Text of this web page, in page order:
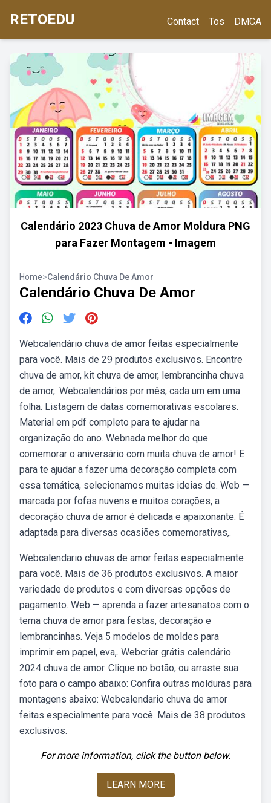
RETOEDU Contact Tos DMCA
Calendário 2023 Chuva de Amor Moldura PNG
para Fazer Montagem - Imagem
Home>Calendário Chuva De Amor
Calendário Chuva De Amor
Webcalendário chuva de amor feitas especialmente
para você. Mais de 29 produtos exclusivos. Encontre
chuva de amor, kit chuva de amor, lembrancinha chuva
de amor,. Webcalendários por mês, cada um em uma
folha. Listagem de datas comemorativas escolares.
Material em pdf completo para te ajudar na
organização do ano. Webnada melhor do que
comemorar o aniversário com muita chuva de amor! E
para te ajudar a fazer uma decoração completa com
essa temática, selecionamos muitas ideias de. Web —
marcada por fofas nuvens e muitos corações, a
decoração chuva de amor é delicada e apaixonante. É
adaptada para diversas ocasiões comemorativas,.
Webcalendario chuvas de amor feitas especialmente
para você. Mais de 36 produtos exclusivos. A maior
variedade de produtos e com diversas opções de
pagamento. Web — aprenda a fazer artesanatos com o
tema chuva de amor para festas, decoração e
lembrancinhas. Veja 5 modelos de moldes para
imprimir em papel, eva,. Webcriar grátis calendário
2024 chuva de amor. Clique no botão, ou arraste sua
foto para o campo abaixo: Confira outras molduras para
montagens abaixo: Webcalendario chuva de amor
feitas especialmente para você. Mais de 38 produtos
exclusivos.
For more information, click the button below.
LEARN MORE